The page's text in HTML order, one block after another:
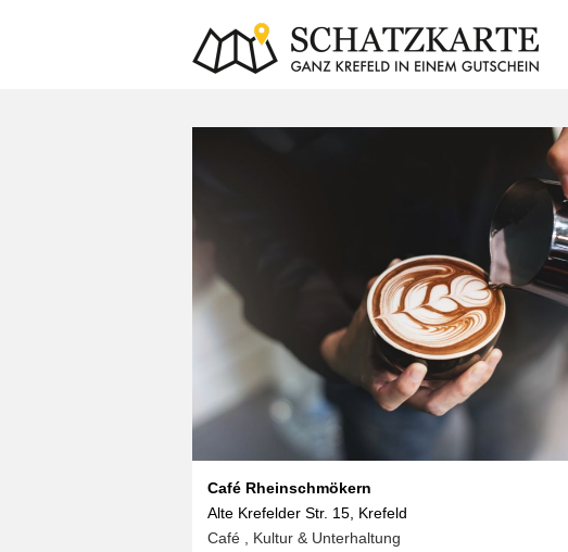
Café Rheinschmökern
Alte Krefelder Str. 15, Krefeld
Café , Kultur & Unterhaltung